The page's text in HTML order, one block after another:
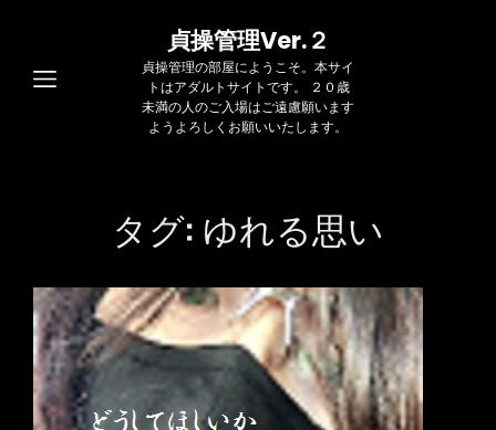
貞操管理Ver.２
貞操管理の部屋にようこそ。本サイ
トはアダルトサイトです。 ２０歳
未満の人のご入場はご遠慮願います
ようよろしくお願いいたします。
タグ: ゆれる思い